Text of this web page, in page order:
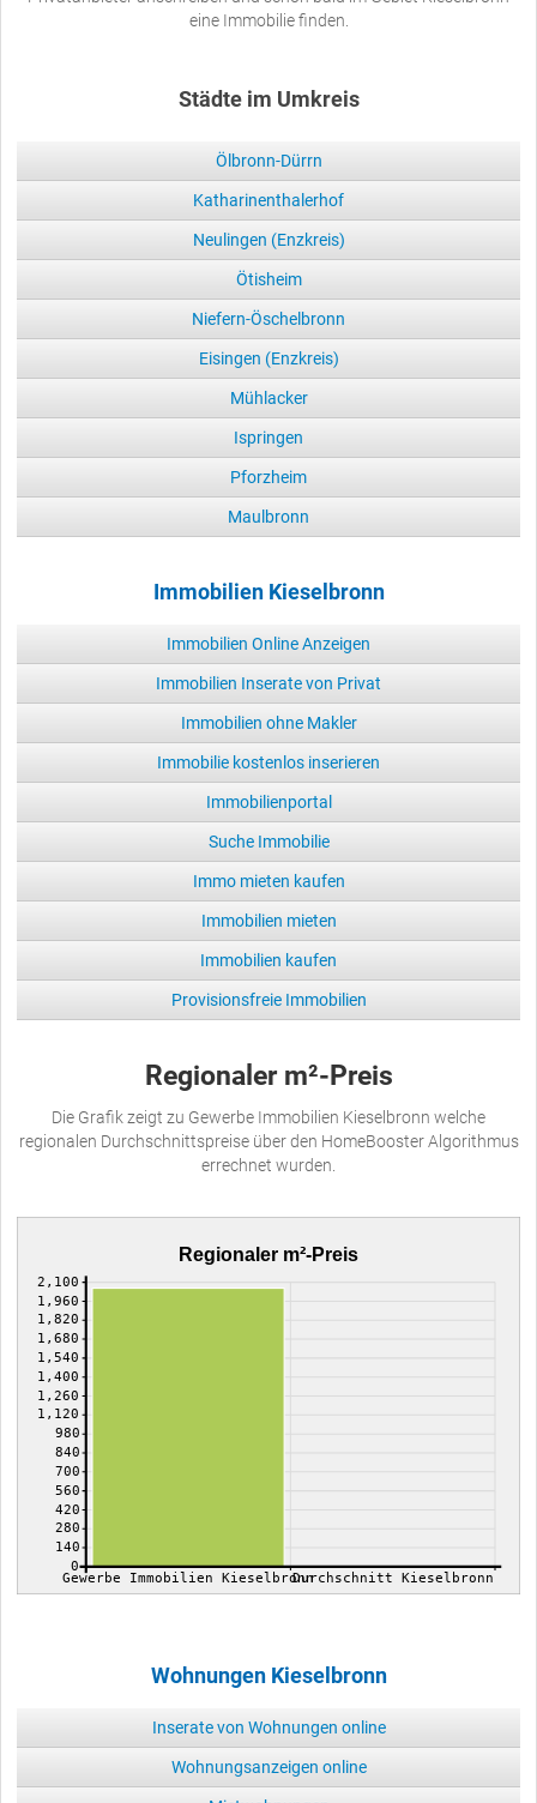
eine Immobilie finden.
Städte im Umkreis
Ölbronn-Dürrn
Katharinenthalerhof
Neulingen (Enzkreis)
Ötisheim
Niefern-Öschelbronn
Eisingen (Enzkreis)
Mühlacker
Ispringen
Pforzheim
Maulbronn
Immobilien Kieselbronn
Immobilien Online Anzeigen
Immobilien Inserate von Privat
Immobilien ohne Makler
Immobilie kostenlos inserieren
Immobilienportal
Suche Immobilie
Immo mieten kaufen
Immobilien mieten
Immobilien kaufen
Provisionsfreie Immobilien
Regionaler m²-Preis
Die Grafik zeigt zu Gewerbe Immobilien Kieselbronn welche
regionalen Durchschnittspreise über den HomeBooster Algorithmus
errechnet wurden.
Regionaler m²-Preis
0
140
280
420
560
700
840
980
1,120
1,260
1,400
1,540
1,680
1,820
1,960
2,100
Gewerbe Immobilien KieselbronnDurchschnitt Kieselbronn
Wohnungen Kieselbronn
Inserate von Wohnungen online
Wohnungsanzeigen online